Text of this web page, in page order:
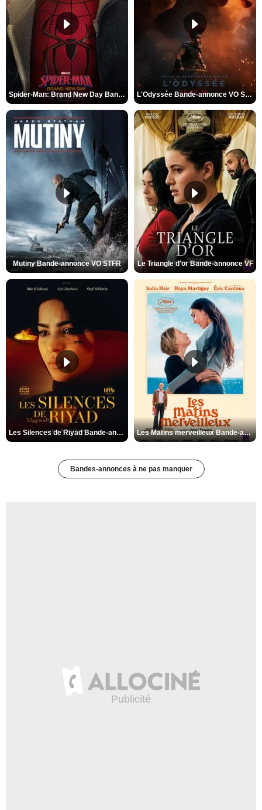
Spider-Man: Brand New Day Bande-annonce VO STFR L'Odyssée Bande-annonce VO STFR
Mutiny Bande-annonce VO STFR Le Triangle d'or Bande-annonce VF
Les Silences de Riyad Bande-annonce VO STFR Les Matins merveilleux Bande-annonce VF
Bandes-annonces à ne pas manquer